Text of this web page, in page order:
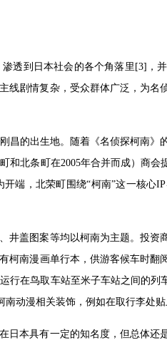
透到日本社会的各个角落里[3]，
剧情复杂，受众群体广泛，为名
昌的出生地。随着《名侦探柯南》
北条町在2005年合并而成）商会
端，北荣町围绕“柯南”这一核心
井盖图案等均以柯南为主题。投资
柯南漫画单行本，供游客候车时翻
行在鸟取车站至米子车站之间的列
动漫相关装饰，例如在取行李处
日本具有一定的知名度，但总体还